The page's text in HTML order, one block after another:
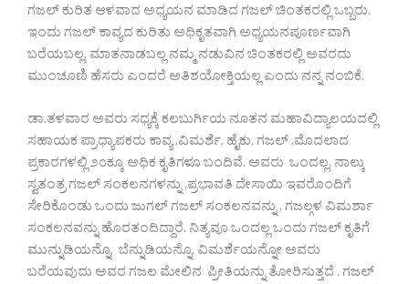
ಗಜಲ್ ಕುರಿತ ಆಳವಾದ ಅಧ್ಯಯನ ಮಾಡಿದ ಗಜಲ್ ಚಿಂತಕರಲ್ಲಿ ಒಬ್ಬರು.
ಇಂದು ಗಜಲ್ ಕಾವ್ಯದ ಕುರಿತು ಅಧಿಕೃತವಾಗಿ ಅಧ್ಯಯನಪೂರ್ಣವಾಗಿ
ಬರೆಯಬಲ್ಲ, ಮಾತನಾಡಬಲ್ಲ ನಮ್ಮ ನಡುವಿನ ಚಿಂತಕರಲ್ಲಿ ಅವರದು
ಮುಂಚೂಣಿ ಹೆಸರು ಎಂದರೆ ಅತಿಶಯೋಕ್ತಿಯಲ್ಲ ಎಂದು ನನ್ನ ನಂಬಿಕೆ.
ಡಾ.ತಳವಾರ ಅವರು ಸಧ್ಯಕ್ಕೆ ಕಲಬುರ್ಗಿಯ ನೂತನ ಮಹಾವಿದ್ಯಾಲಯದಲ್ಲಿ
ಸಹಾಯಕ ಪ್ರಾಧ್ಯಾಪಕರು ಕಾವ್ಯ ,ವಿಮರ್ಶೆ, ಹೈಕು, ಗಜಲ್ ,ಮೊದಲಾದ
ಪ್ರಕಾರಗಳಲ್ಲಿ ೨೦ಕ್ಕೂ ಅಧಿಕ ಕೃತಿಗಳೂ ಬಂದಿವೆ. ಅವರು ಒಂದಲ್ಲ, ನಾಲ್ಕು
ಸ್ವತಂತ್ರ ಗಜಲ್ ಸಂಕಲನಗಳನ್ನು ,ಪ್ರಭಾವತಿ ದೇಸಾಯಿ ಇವರೊಂದಿಗೆ
ಸೇರಿಕೊಂಡು ಒಂದು ಜುಗಲ್ ಗಜಲ್ ಸಂಕಲನವನ್ನು , ಗಜಲ್ಗಳ ವಿಮರ್ಶಾ
ಸಂಕಲನವನ್ನು ಹೊರತಂದಿದ್ದಾರೆ. ನಿತ್ಯವೂ ಒಂದಲ್ಲ ಒಂದು ಗಜಲ್ ಕೃತಿಗೆ
ಮುನ್ನುಡಿಯನ್ನೊ, ಬೆನ್ನುಡಿಯನ್ನೊ, ವಿಮರ್ಶೆಯನ್ನೋ ಅವರು
ಬರೆಯವುದು ಅವರ ಗಜಲ ಮೇಲಿನ ಪ್ರೀತಿಯನ್ನು ತೋರಿಸುತ್ತದೆ . ಗಜಲ್